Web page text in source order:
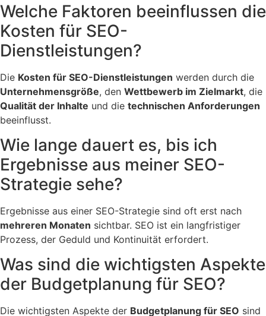
Welche Faktoren beeinflussen die
Kosten für SEO-
Dienstleistungen?
Die Kosten für SEO-Dienstleistungen werden durch die
Unternehmensgröße, den Wettbewerb im Zielmarkt, die
Qualität der Inhalte und die technischen Anforderungen
beeinflusst.
Wie lange dauert es, bis ich
Ergebnisse aus meiner SEO-
Strategie sehe?
Ergebnisse aus einer SEO-Strategie sind oft erst nach
mehreren Monaten sichtbar. SEO ist ein langfristiger
Prozess, der Geduld und Kontinuität erfordert.
Was sind die wichtigsten Aspekte
der Budgetplanung für SEO?
Die wichtigsten Aspekte der Budgetplanung für SEO sind